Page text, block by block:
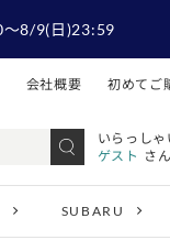
～8/9(日)23:59
会社概要 初めてご
いらっしゃ
ゲスト さん
SUBARU